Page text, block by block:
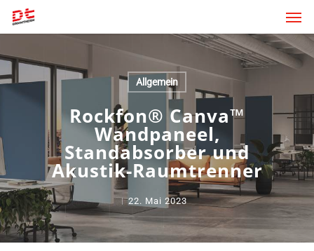
main
Allgemein
Rockfon® Canva™
Wandpaneel,
Standabsorber und
Akustik-Raumtrenner
22. Mai 2023